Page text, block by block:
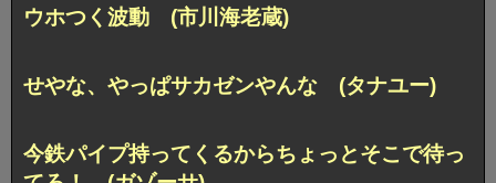
ウホつく波動 (市川海老蔵)
せやな、やっぱサカゼンやんな (タナユー)
今鉄パイプ持ってくるからちょっとそこで待っ